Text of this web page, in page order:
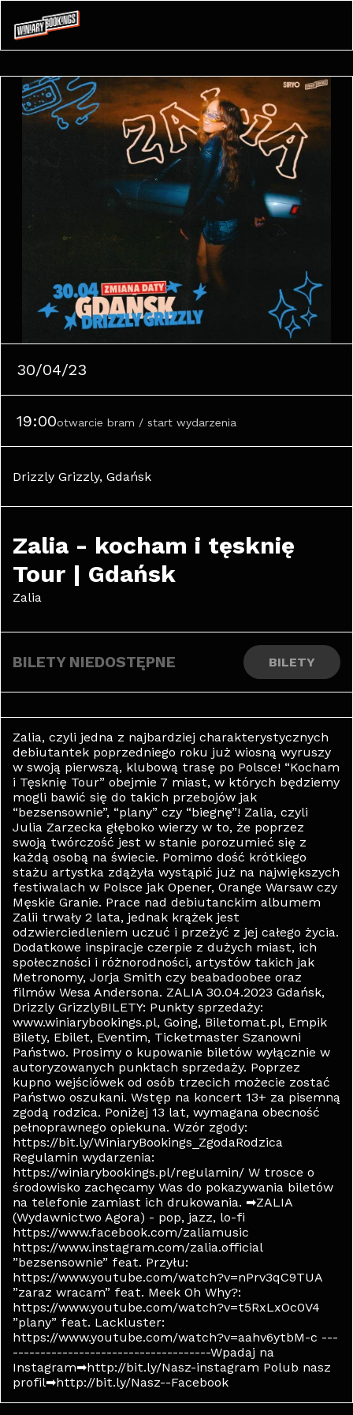
30/04/23
19:00otwarcie bram / start wydarzenia
Drizzly Grizzly, Gdańsk
Zalia - kocham i tęsknię
Tour | Gdańsk
Zalia
BILETY NIEDOSTĘPNE BILETY
Zalia, czyli jedna z najbardziej charakterystycznych
debiutantek poprzedniego roku już wiosną wyruszy
w swoją pierwszą, klubową trasę po Polsce! “Kocham
i Tęsknię Tour” obejmie 7 miast, w których będziemy
mogli bawić się do takich przebojów jak
“bezsensownie”, “plany” czy “biegnę”! Zalia, czyli
Julia Zarzecka głęboko wierzy w to, że poprzez
swoją twórczość jest w stanie porozumieć się z
każdą osobą na świecie. Pomimo dość krótkiego
stażu artystka zdążyła wystąpić już na największych
festiwalach w Polsce jak Opener, Orange Warsaw czy
Męskie Granie. Prace nad debiutanckim albumem
Zalii trwały 2 lata, jednak krążek jest
odzwierciedleniem uczuć i przeżyć z jej całego życia.
Dodatkowe inspiracje czerpie z dużych miast, ich
społeczności i różnorodności, artystów takich jak
Metronomy, Jorja Smith czy beabadoobee oraz
filmów Wesa Andersona. ZALIA 30.04.2023 Gdańsk,
Drizzly GrizzlyBILETY: Punkty sprzedaży:
www.winiarybookings.pl, Going, Biletomat.pl, Empik
Bilety, Ebilet, Eventim, Ticketmaster Szanowni
Państwo. Prosimy o kupowanie biletów wyłącznie w
autoryzowanych punktach sprzedaży. Poprzez
kupno wejściówek od osób trzecich możecie zostać
Państwo oszukani. Wstęp na koncert 13+ za pisemną
zgodą rodzica. Poniżej 13 lat, wymagana obecność
pełnoprawnego opiekuna. Wzór zgody:
https://bit.ly/WiniaryBookings_ZgodaRodzica
Regulamin wydarzenia:
https://winiarybookings.pl/regulamin/ W trosce o
środowisko zachęcamy Was do pokazywania biletów
na telefonie zamiast ich drukowania. ➡ZALIA
(Wydawnictwo Agora) - pop, jazz, lo-fi
https://www.facebook.com/zaliamusic
https://www.instagram.com/zalia.official
”bezsensownie” feat. Przyłu:
https://www.youtube.com/watch?v=nPrv3qC9TUA
”zaraz wracam” feat. Meek Oh Why?:
https://www.youtube.com/watch?v=t5RxLxOc0V4
”plany” feat. Lackluster:
https://www.youtube.com/watch?v=aahv6ytbM-c ---
------------------------------------Wpadaj na
Instagram➡http://bit.ly/Nasz-instagram Polub nasz
profil➡http://bit.ly/Nasz--Facebook